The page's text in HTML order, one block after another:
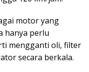
motor yang
hanya perlu
mengganti oli, filter
secara berkala.